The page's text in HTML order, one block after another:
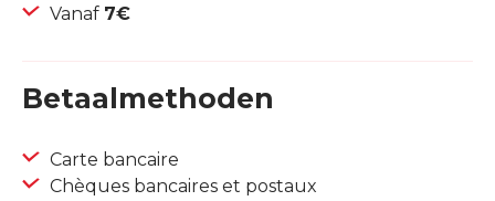
Vanaf 7€
Betaalmethoden
Carte bancaire
Chèques bancaires et postaux